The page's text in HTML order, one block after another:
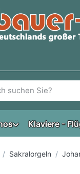
Suchbegriff ein.
Klaviere -
Sakralorgeln